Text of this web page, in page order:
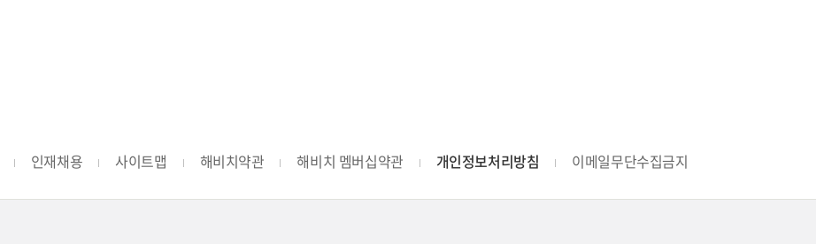
인재채용 사이트맵 해비치약관 해비치 멤버십약관 개인정보처리방침 이메일무단수집금지